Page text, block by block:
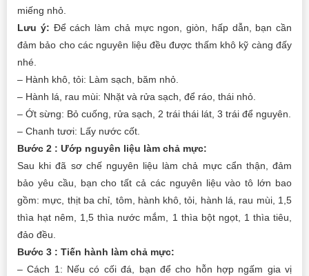
miếng nhỏ.
Lưu ý: Để cách làm chả mực ngon, giòn, hấp dẫn, bạn cần
đảm bảo cho các nguyên liệu đều được thấm khô kỹ càng đấy
nhé.
– Hành khô, tỏi: Làm sạch, băm nhỏ.
– Hành lá, rau mùi: Nhặt và rửa sạch, để ráo, thái nhỏ.
– Ớt sừng: Bỏ cuống, rửa sạch, 2 trái thái lát, 3 trái để nguyên.
– Chanh tươi: Lấy nước cốt.
Bước 2 : Ướp nguyên liệu làm chả mực:
Sau khi đã sơ chế nguyên liệu làm chả mực cẩn thận, đảm
bảo yêu cầu, bạn cho tất cả các nguyên liệu vào tô lớn bao
gồm: mực, thịt ba chỉ, tôm, hành khô, tỏi, hành lá, rau mùi, 1,5
thìa hạt nêm, 1,5 thìa nước mắm, 1 thìa bột ngọt, 1 thìa tiêu,
đảo đều.
Bước 3 : Tiến hành làm chả mực:
– Cách 1: Nếu có cối đá, bạn để cho hỗn hợp ngấm gia vị